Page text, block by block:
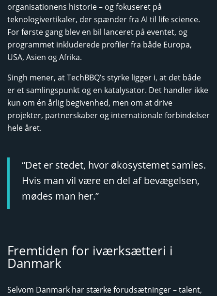
organisationens historie – og fokuseret på
teknologivertikaler, der spænder fra AI til life science.
For første gang blev en bil lanceret på eventet, og
programmet inkluderede profiler fra både Europa,
USA, Asien og Afrika.
Singh mener, at TechBBQ’s styrke ligger i, at det både
er et samlingspunkt og en katalysator. Det handler ikke
kun om én årlig begivenhed, men om at drive
projekter, partnerskaber og internationale forbindelser
hele året.
“Det er stedet, hvor økosystemet samles.
Hvis man vil være en del af bevægelsen,
mødes man her.”
Fremtiden for iværksætteri i
Danmark
Selvom Danmark har stærke forudsætninger – talent,